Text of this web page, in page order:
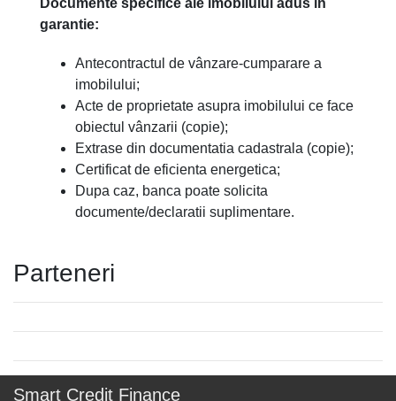
Documente specifice ale imobilului adus in
garantie:
Antecontractul de vânzare-cumparare a
imobilului;
Acte de proprietate asupra imobilului ce face
obiectul vânzarii (copie);
Extrase din documentatia cadastrala (copie);
Certificat de eficienta energetica;
Dupa caz, banca poate solicita
documente/declaratii suplimentare.
Parteneri
Smart Credit Finance